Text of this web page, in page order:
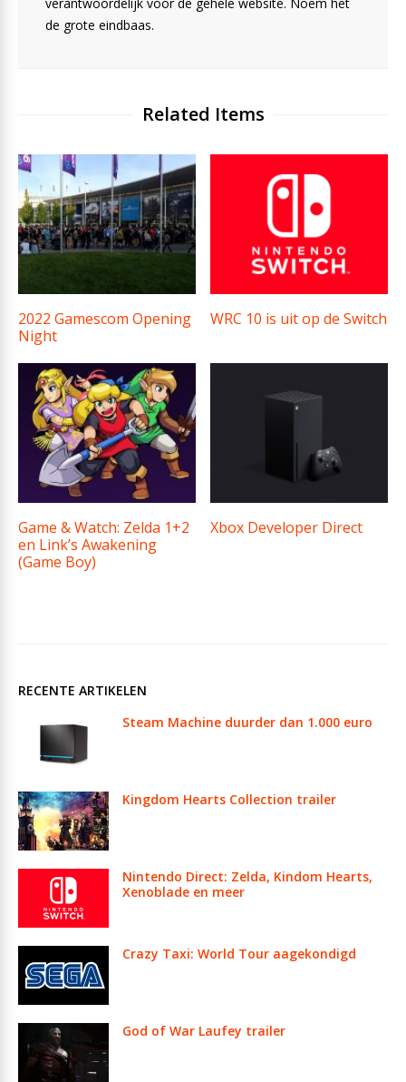
de grote eindbaas.
Related Items
2022 Gamescom Opening
Night
WRC 10 is uit op de Switch
Game & Watch: Zelda 1+2
en Link’s Awakening
(Game Boy)
Xbox Developer Direct
RECENTE ARTIKELEN
Steam Machine duurder dan 1.000 euro
Kingdom Hearts Collection trailer
Nintendo Direct: Zelda, Kindom Hearts,
Xenoblade en meer
Crazy Taxi: World Tour aagekondigd
God of War Laufey trailer